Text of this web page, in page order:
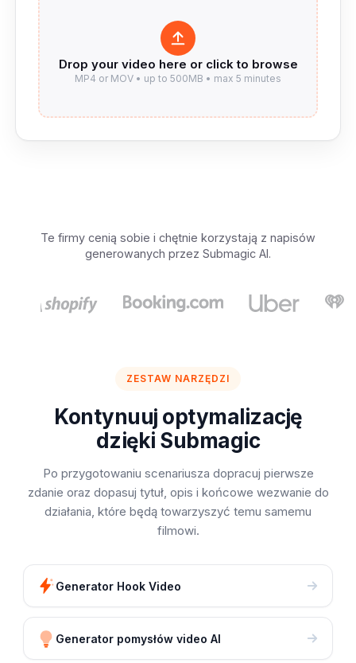
Te firmy cenią sobie i chętnie korzystają z napisów
generowanych przez Submagic AI.
ZESTAW NARZĘDZI
Kontynuuj optymalizację
dzięki Submagic
Po przygotowaniu scenariusza dopracuj pierwsze
zdanie oraz dopasuj tytuł, opis i końcowe wezwanie do
działania, które będą towarzyszyć temu samemu
filmowi.
Generator Hook Video
Generator pomysłów video AI